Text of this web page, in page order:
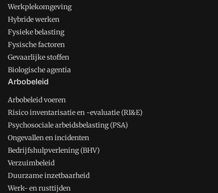
Werkplekomgeving
Hybride werken
Fysieke belasting
Fysische factoren
Gevaarlijke stoffen
Biologische agentia
Arbobeleid
Arbobeleid voeren
Risico inventarisatie en -evaluatie (RI&E)
Psychosociale arbeidsbelasting (PSA)
Ongevallen en incidenten
Bedrijfshulpverlening (BHV)
Verzuimbeleid
Duurzame inzetbaarheid
Werk- en rusttijden